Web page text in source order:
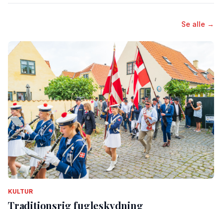
Se alle →
KULTUR
Traditionsrig fugleskydning